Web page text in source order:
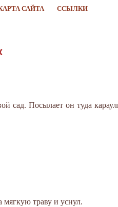
САЙТА ССЫЛКИ
сад. Посылает он туда
мягкую траву и уснул.